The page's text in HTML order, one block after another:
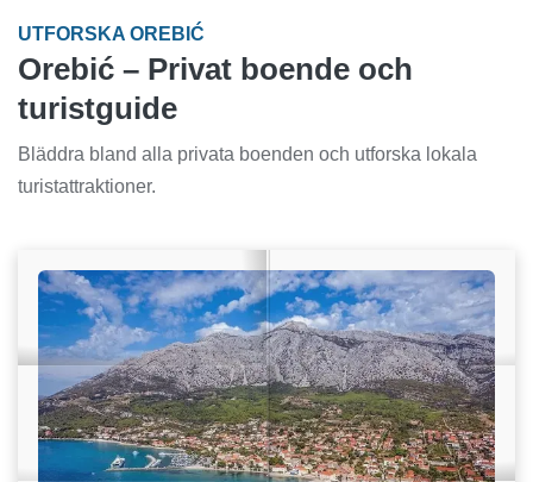
UTFORSKA OREBIĆ
Orebić – Privat boende och
turistguide
Bläddra bland alla privata boenden och utforska lokala
turistattraktioner.